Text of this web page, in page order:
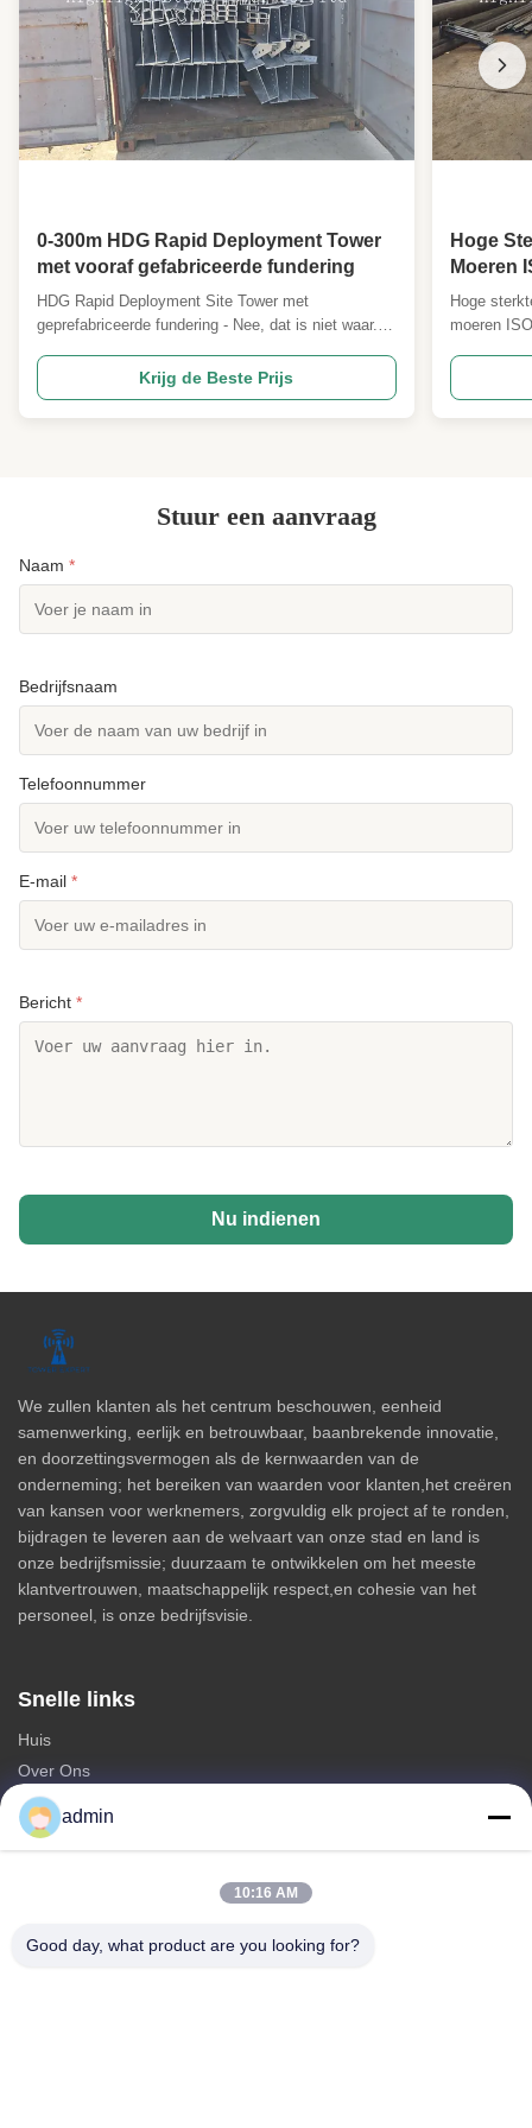
0-300m HDG Rapid Deployment Tower
met vooraf gefabriceerde fundering
HDG Rapid Deployment Site Tower met
geprefabriceerde fundering - Nee, dat is niet waar.
belangrijkste ontwerpparameters 1 Ontwerpcode
ANSI/TIA222G,H of Europese norm en andere 2
Ontwerpbelasting 1. Antennenbelasting gebied
Krijg de Beste Prijs
Hoge
Moeren
Hoge
moeren
ANSI/
Stuur een aanvraag
Naam *
Bedrijfsnaam
Telefoonnummer
E-mail *
Bericht *
Nu indienen
We zullen klanten als het centrum beschouwen, eenheid
samenwerking, eerlijk en betrouwbaar, baanbrekende innovatie,
en doorzettingsvermogen als de kernwaarden van de
onderneming; het bereiken van waarden voor klanten,het creëren
van kansen voor werknemers, zorgvuldig elk project af te ronden,
bijdragen te leveren aan de welvaart van onze stad en land is
onze bedrijfsmissie; duurzaam te ontwikkelen om het meeste
klantvertrouwen, maatschappelijk respect,en cohesie van het
personeel, is onze bedrijfsvisie.
Snelle links
Huis
Over Ons
producten
Neem contact met ons op
driehoekige antenntoren
admin
10:16 AM
Good day, what product are you looking for?